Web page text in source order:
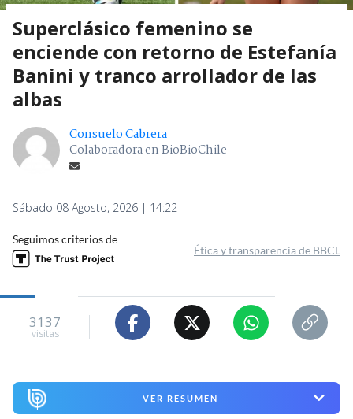
Superclásico femenino se
enciende con retorno de Estefanía
Banini y tranco arrollador de las
albas
Consuelo Cabrera
Colaboradora en BioBioChile
Sábado 08 Agosto, 2026 | 14:22
Seguimos criterios de
Ética y transparencia de BBCL
3137
visitas
VER RESUMEN